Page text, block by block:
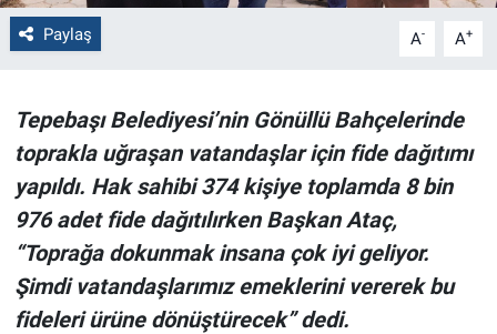
Paylaş A- A+
Tepebaşı Belediyesi’nin Gönüllü Bahçelerinde
toprakla uğraşan vatandaşlar için fide dağıtımı
yapıldı. Hak sahibi 374 kişiye toplamda 8 bin
976 adet fide dağıtılırken Başkan Ataç,
“Toprağa dokunmak insana çok iyi geliyor.
Şimdi vatandaşlarımız emeklerini vererek bu
fideleri ürüne dönüştürecek” dedi.
Magazin